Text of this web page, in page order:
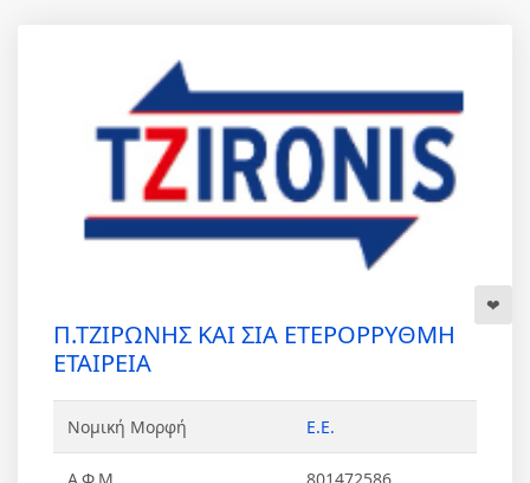
Π.ΤΖΙΡΩΝΗΣ ΚΑΙ ΣΙΑ ΕΤΕΡΟΡΡΥΘΜΗ
ΕΤΑΙΡΕΙΑ
Νομική Μορφή Ε.Ε.